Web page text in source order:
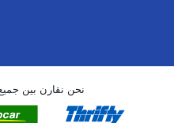
نحن نقارن بين